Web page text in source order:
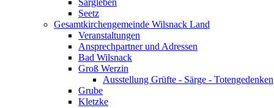
Sargleben
Seetz
Gesamtkirchengemeinde Wilsnack Land
Veranstaltungen
Ansprechpartner und Adressen
Bad Wilsnack
Groß Werzin
Ausstellung Grüfte - Särge - Totengedenken
Grube
Kletzke